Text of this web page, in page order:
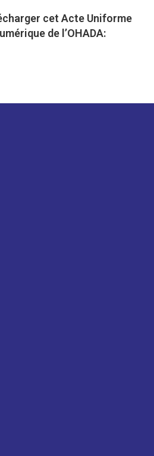
cet Acte Uniforme
de l’OHADA: